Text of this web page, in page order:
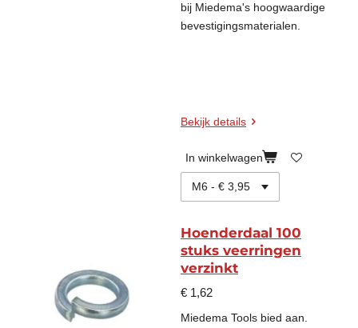
bij Miedema's hoogwaardige
bevestigingsmaterialen.
Bekijk details
In winkelwagen
Hoenderdaal 100
stuks veerringen
verzinkt
€ 1,62
Miedema Tools bied aan.